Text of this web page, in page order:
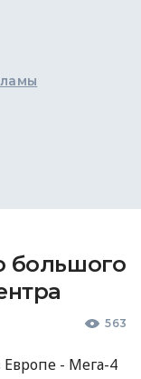
большого
563
- Мега-4